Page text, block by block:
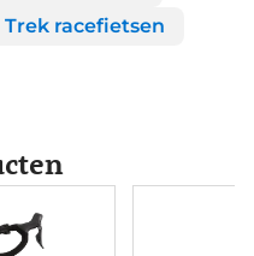
Trek racefietsen